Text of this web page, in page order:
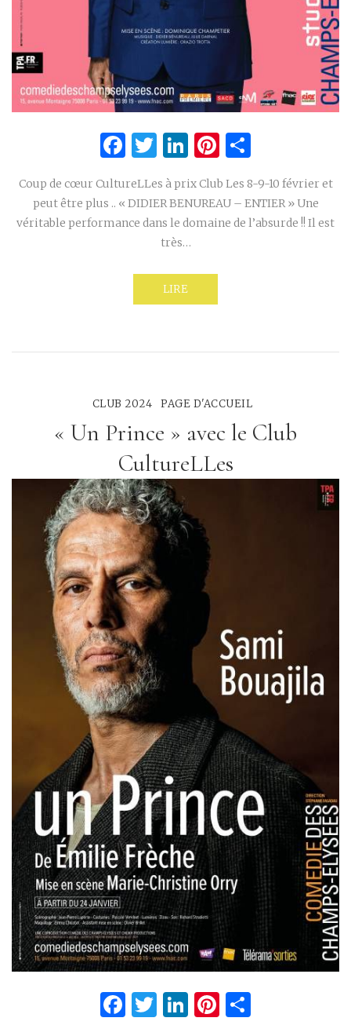
Facebook
Twitter
LinkedIn
Pinterest
Coup de cœur CultureLLes à prix Club Les 8-9-10 février et
peut être plus .. « DIDIER BENUREAU – ENTIER » Une
véritable performance dans le domaine de l’absurde !! Il est
très…
LIRE
CLUB 2024 PAGE D'ACCUEIL
« Un Prince » avec le Club
CultureLLes
Facebook
Twitter
LinkedIn
Pinterest